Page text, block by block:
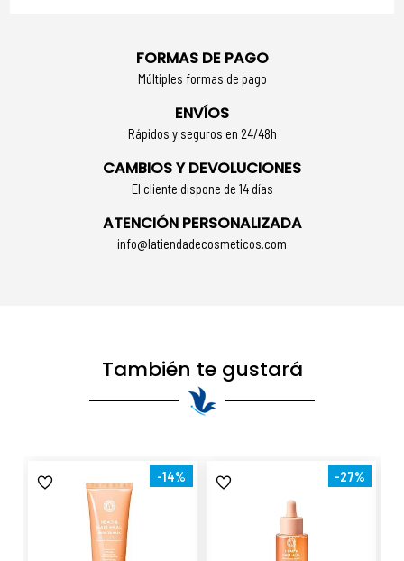
FORMAS DE PAGO
Múltiples formas de pago
ENVÍOS
Rápidos y seguros en 24/48h
CAMBIOS Y DEVOLUCIONES
El cliente dispone de 14 días
ATENCIÓN PERSONALIZADA
info@latiendadecosmeticos.com
También te gustará
-14% -27%